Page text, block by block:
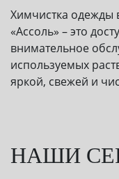
Химчистка одежды
«Ассоль» – это
внимательное
используемых
яркой, свежей и
НАШИ